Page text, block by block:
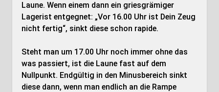
Laune. Wenn einem dann ein griesgrämiger
Lagerist entgegnet: „Vor 16.00 Uhr ist Dein Zeug
nicht fertig“, sinkt diese schon rapide.
Steht man um 17.00 Uhr noch immer ohne das
was passiert, ist die Laune fast auf dem
Nullpunkt. Endgültig in den Minusbereich sinkt
diese dann, wenn man endlich an die Rampe